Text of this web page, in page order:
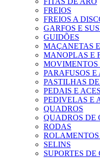
FREIOS
FREIOS A
GARFOS E
GUIDÕES
MAÇANETAS
MANOPLAS E
MOVIMENTOS
PARAFUSOS
PASTILHAS
PEDAIS E
PEDIVELAS E
QUADROS
QUADROS DE
RODAS
ROLAMENTOS
SELINS
SUPORTES